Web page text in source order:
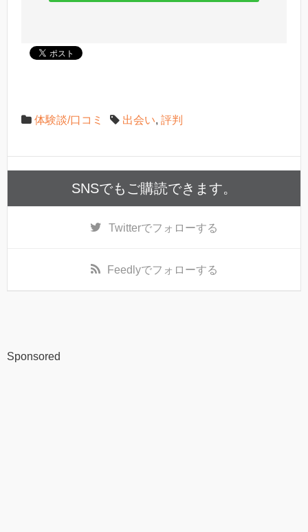
体験談/口コミ 出会い, 評判
SNSでもご購読できます。
Twitterでフォローする
Feedlyでフォローする
Sponsored